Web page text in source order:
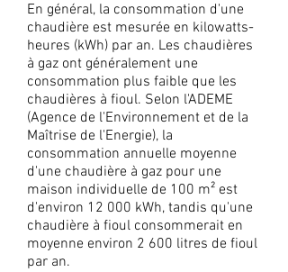
En général, la consommation d'une
chaudière est mesurée en kilowatts-
heures (kWh) par an. Les chaudières
à gaz ont généralement une
consommation plus faible que les
chaudières à fioul. Selon l'ADEME
(Agence de l'Environnement et de la
Maîtrise de l'Energie), la
consommation annuelle moyenne
d'une chaudière à gaz pour une
maison individuelle de 100 m² est
d'environ 12 000 kWh, tandis qu'une
chaudière à fioul consommerait en
moyenne environ 2 600 litres de fioul
par an.